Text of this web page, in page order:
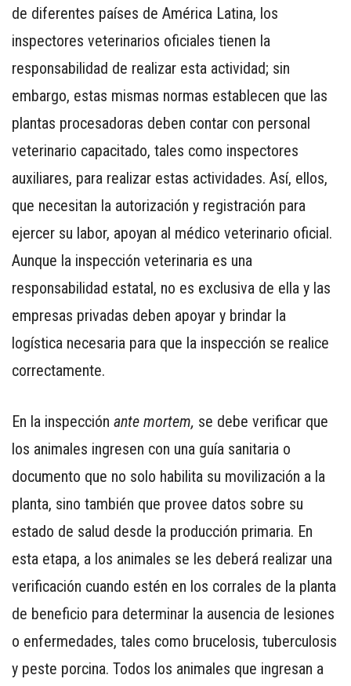
WWW.REDALIMENTARIA.COM
CONTÁCTENOS
AYUDA
TÉRMINOS
CONDICIONES
POLÍTICAS
DE
DEL
SITIO
APP
de diferentes países de América Latina, los
inspectores veterinarios oficiales tienen la
responsabilidad de realizar esta actividad; sin
embargo, estas mismas normas establecen que las
plantas procesadoras deben contar con personal
veterinario capacitado, tales como inspectores
auxiliares, para realizar estas actividades. Así, ellos,
que necesitan la autorización y registración para
ejercer su labor, apoyan al médico veterinario oficial.
Aunque la inspección veterinaria es una
responsabilidad estatal, no es exclusiva de ella y las
empresas privadas deben apoyar y brindar la
logística necesaria para que la inspección se realice
correctamente.
En la inspección ante mortem, se debe verificar que
los animales ingresen con una guía sanitaria o
documento que no solo habilita su movilización a la
planta, sino también que provee datos sobre su
estado de salud desde la producción primaria. En
esta etapa, a los animales se les deberá realizar una
verificación cuando estén en los corrales de la planta
de beneficio para determinar la ausencia de lesiones
o enfermedades, tales como brucelosis, tuberculosis
y peste porcina. Todos los animales que ingresan a